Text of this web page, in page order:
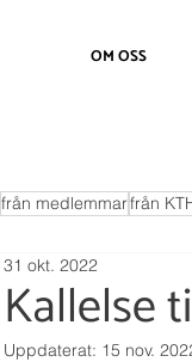
OM OSS
från medlemmarfrån
Kallelse
31 okt. 2022
Uppdaterat: 15 nov.